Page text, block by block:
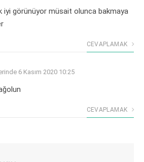
iyi görünüyor müsait olunca bakmaya
CEVAPLAMAK
6 Kasım 2020 10:25
CEVAPLAMAK